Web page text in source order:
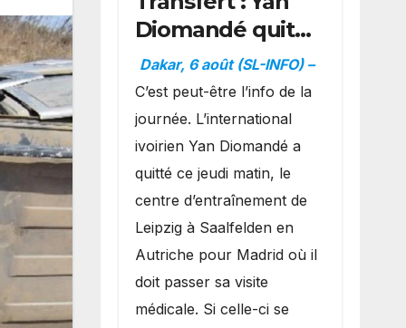
Diomandé quitte
l’Autriche et
prend la
direction de
Madrid
Dakar, 6 août (SL-INFO) –
C’est peut-être l’info de la
journée. L’international
ivoirien Yan Diomandé a
quitté ce jeudi matin, le
centre d’entraînement de
Leipzig à Saalfelden en
Autriche pour Madrid où il
doit passer sa visite
médicale. Si celle-ci se